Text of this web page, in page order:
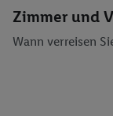
Zimmer und
Wann verreisen